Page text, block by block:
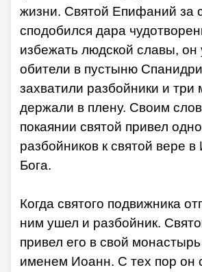
жизни. Святой Епифаний за
сподобился дара
избежать людской славы, он
обители в пустыню
захватили разбойники и три
держали в плену. Своим
покаянии святой привел
разбойников к святой вере в
Бога.
Когда святого подвижника
ним ушел и разбойник.
привел его в свой
именем Иоанн. С тех пор он